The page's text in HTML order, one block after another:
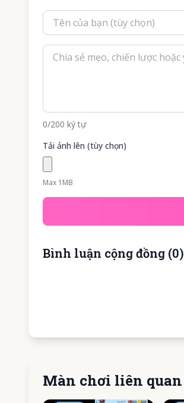
0/200 ký tự
Tải ảnh lên (tùy chọn)
Max 1MB
Bình luận cộng đồng (0)
Màn chơi liên quan